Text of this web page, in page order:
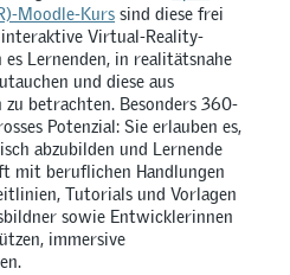
Moodle-Kurs sind diese frei
Virtual-Reality-
Lernenden, in realitätsnahe
und diese aus
zu betrachten. Besonders 360-
Potenzial: Sie erlauben es,
abzubilden und Lernende
mit beruflichen Handlungen
Tutorials und Vorlagen
sowie Entwicklerinnen
immersive